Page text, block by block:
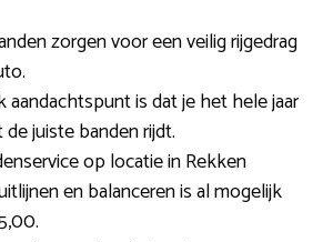
zorgen voor een veilig rijgedrag
aandachtspunt is dat je het hele jaar
juiste banden rijdt.
op locatie in Rekken
en balanceren is al mogelijk